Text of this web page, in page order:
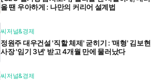
올 땐 우아하게 : 나만의 커리어 설계법
씨저널&경제
정원주 대우건설 '직할 체제' 굳히기 : '매형' 김보현
사장 '임기 3년' 받고 4개월 만에 물러났다
씨저널&경제